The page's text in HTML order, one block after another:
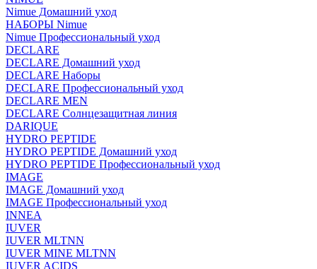
Nimue Домашний уход
НАБОРЫ Nimue
Nimue Профессиональный уход
DECLARE
DECLARE Домашний уход
DECLARE Наборы
DECLARE Профессиональный уход
DECLARE MEN
DECLARE Солнцезащитная линия
DARIQUE
HYDRO PEPTIDE
HYDRO PEPTIDE Домашний уход
HYDRO PEPTIDE Профессиональный уход
IMAGE
IMAGE Домашний уход
IMAGE Профессиональный уход
INNEA
IUVER
IUVER MLTNN
IUVER MINE MLTNN
IUVER ACIDS